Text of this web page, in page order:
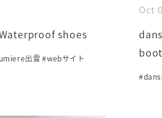
shoes
出雲#webサイト
Oct